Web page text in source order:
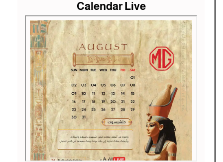
Calendar Live